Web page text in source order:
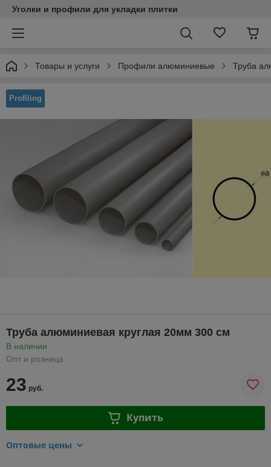
Уголки и профили для укладки плитки
Товары и услуги Профили алюминиевые Труба
Profiling
Труба алюминиевая круглая 20мм 300 см
В наличии
Опт и розница
23 руб.
Купить
Оптовые цены